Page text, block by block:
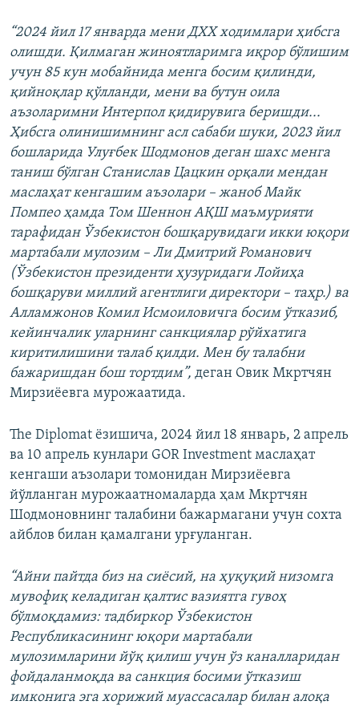
“2024 йил 17 январда мени ДХХ ходимлари ҳибсга
олишди. Қилмаган жиноятларимга иқрор бўлишим
учун 85 кун мобайнида менга босим қилинди,
қийноқлар қўлланди, мени ва бутун оила
аъзоларимни Интерпол қидирувига беришди...
Ҳибсга олинишимнинг асл сабаби шуки, 2023 йил
бошларида Улуғбек Шодмонов деган шахс менга
таниш бўлган Станислав Цацкин орқали мендан
маслаҳат кенгашим аъзолари – жаноб Майк
Помпео ҳамда Том Шеннон АҚШ маъмурияти
тарафидан Ўзбекистон бошқарувидаги икки юқори
мартабали мулозим – Ли Дмитрий Романович
(Ўзбекистон президенти ҳузуридаги Лойиҳа
бошқаруви миллий агентлиги директори – таҳр.) ва
Алламжонов Комил Исмоиловичга босим ўтказиб,
кейинчалик уларнинг санкциялар рўйхатига
киритилишини талаб қилди. Мен бу талабни
бажаришдан бош тортдим”, деган Овик Мкртчян
Мирзиёевга мурожаатида.
The Diplomat ёзишича, 2024 йил 18 январь, 2 апрель
ва 10 апрель кунлари GOR Investment маслаҳат
кенгаши аъзолари томонидан Мирзиёевга
йўлланган мурожаатномаларда ҳам Мкртчян
Шодмоновнинг талабини бажармагани учун сохта
айблов билан қамалгани урғуланган.
“Айни пайтда биз на сиёсий, на ҳуқуқий низомга
мувофиқ келадиган қалтис вазиятга гувоҳ
бўлмоқдамиз: тадбиркор Ўзбекистон
Республикасининг юқори мартабали
мулозимларини йўқ қилиш учун ўз каналларидан
фойдаланмоқда ва санкция босими ўтказиш
имконига эга хорижий муассасалар билан алоқа